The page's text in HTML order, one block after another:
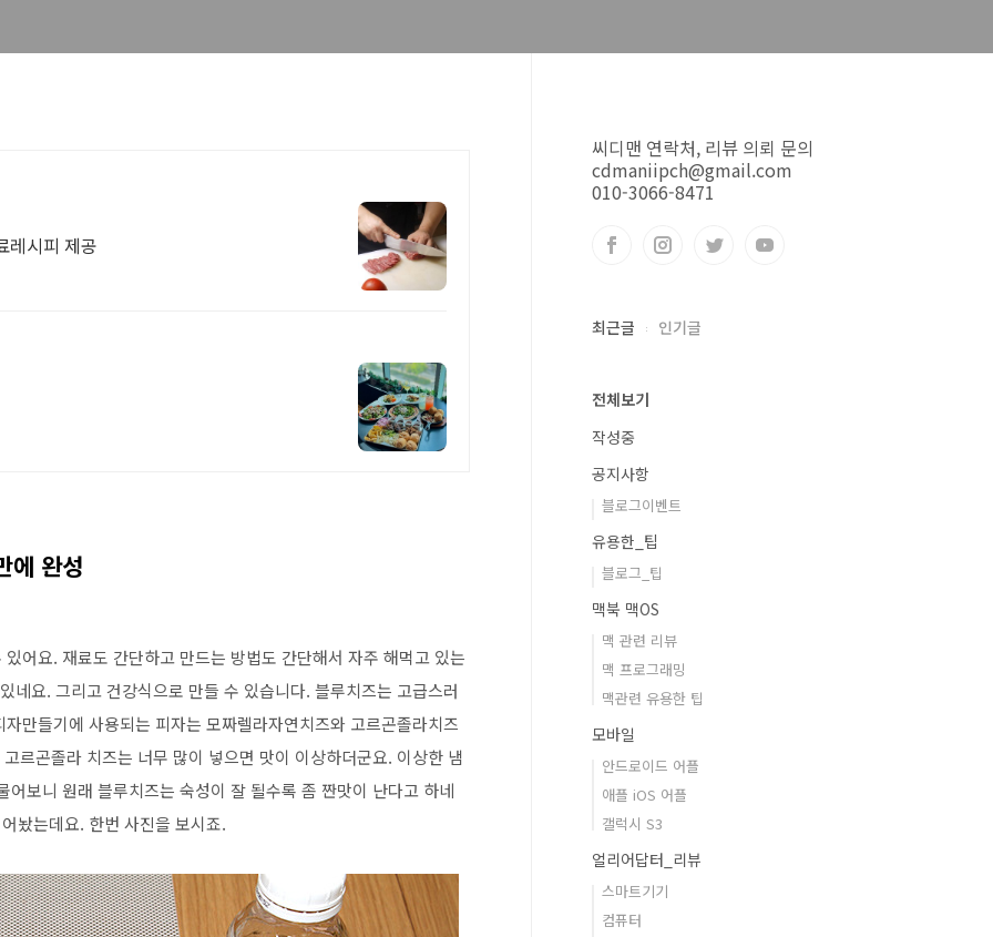
레시피 제공
에 완성
어요. 재료도 간단하고 만드는 방법도 간단해서 자주 해먹고 있는
네요. 그리고 건강식으로 만들 수 있습니다. 블루치즈는 고급스러
만들기에 사용되는 피자는 모짜렐라자연치즈와 고르곤졸라치즈
르곤졸라 치즈는 너무 많이 넣으면 맛이 이상하더군요. 이상한 냄
보니 원래 블루치즈는 숙성이 잘 될수록 좀 짠맛이 난다고 하네
놨는데요. 한번 사진을 보시죠.
씨디맨 연락처, 리뷰 의뢰 문의
cdmaniipch@gmail.com
010-3066-8471
최근글 인기글
전체보기
작성중
공지사항
블로그이벤트
유용한_팁
블로그_팁
맥북 맥OS
맥 관련 리뷰
맥 프로그래밍
맥관련 유용한 팁
모바일
안드로이드 어플
애플 iOS 어플
갤럭시 S3
얼리어답터_리뷰
스마트기기
컴퓨터